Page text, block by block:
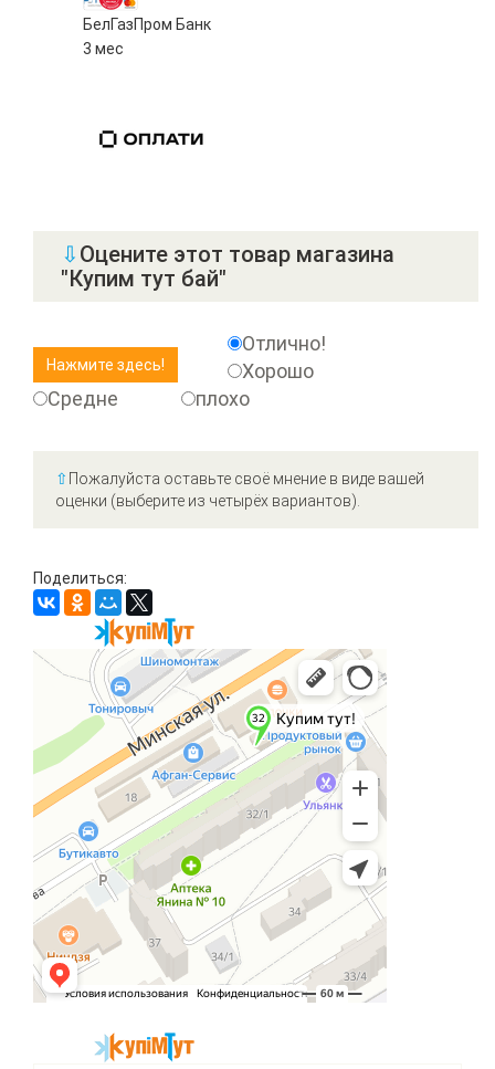
БелГазПром Банк
3 мес
⇩ Оцените этот товар магазина
"Купим тут бай"
Отлично!
Хорошо
Средне
плохо
⇧ Пожалуйста оставьте своё мнение в виде вашей
оценки (выберите из четырёх вариантов).
Поделиться: